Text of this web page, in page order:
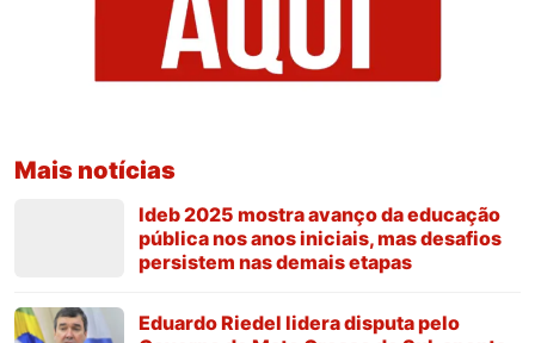
Mais notícias
Ideb 2025 mostra avanço da educação
pública nos anos iniciais, mas desafios
persistem nas demais etapas
Eduardo Riedel lidera disputa pelo